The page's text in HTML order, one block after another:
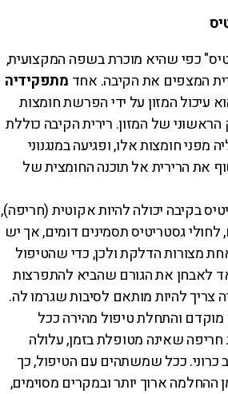
כפי שהיא מוכרת בשפה המקצועית,
המצפים את הקיבה. אחד מתפקידיה
עיכול המזון על ידי הפרשת חומצות
הראשוני של המזון. רירית הקיבה כוללת
מפני חומצות אלו, ופגיעה במנגנוני
את הרירית אל תוכנה החומצית של
בקיבה יכולה להיות אקוטית (חריפה),
לחולי גסטריטיס תסמינים דומים, אך יש
מצורות הדלקת ולכן, כדי שהטיפול
לאבחן את הגורם שהביא להתפרצות
צריך להיות מותאם לסיבות שגרמו לה.
מוקדם והתחלת טיפול מהירה ככל
שאינה מטופלת בזמן, עלולה
ככל שמשתהים עם הטיפול, כך
ההחלמה ארוך יותר ובמקרים מסוימים,